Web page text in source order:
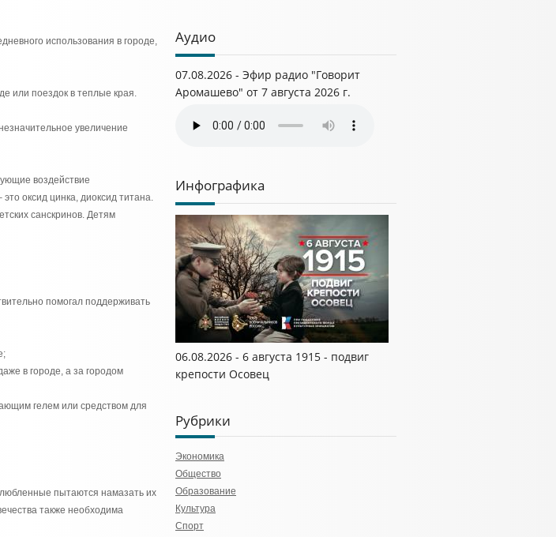
использования в городе,
или поездок в теплые края.
увеличение
воздействие
оксид цинка, диоксид титана.
санскринов. Детям
помогал поддерживать
в городе, а за городом
гелем или средством для
пытаются намазать их
также необходима
Аудио
07.08.2026 - Эфир радио "Говорит
Аромашево" от 7 августа 2026 г.
Инфографика
06.08.2026 - 6 августа 1915 - подвиг
крепости Осовец
Рубрики
Экономика
Общество
Образование
Культура
Спорт